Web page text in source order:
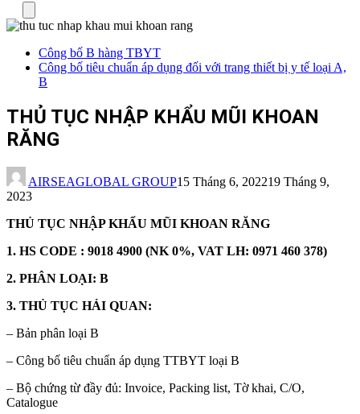
Công bố B hàng TBYT
Công bố tiêu chuẩn áp dụng đối với trang thiết bị y tế loại A,
B
THỦ TỤC NHẬP KHẨU MŨI KHOAN
RĂNG
AIRSEAGLOBAL GROUP15 Tháng 6, 202219 Tháng 9,
2023
THỦ TỤC NHẬP KHẨU MŨI KHOAN RĂNG
1. HS CODE : 9018 4900 (NK 0%, VAT LH: 0971 460 378)
2. PHÂN LOẠI: B
3. THỦ TỤC HẢI QUAN:
– Bản phân loại B
– Công bố tiêu chuẩn áp dụng TTBYT loại B
– Bộ chứng từ đầy đủ: Invoice, Packing list, Tờ khai, C/O,
Catalogue